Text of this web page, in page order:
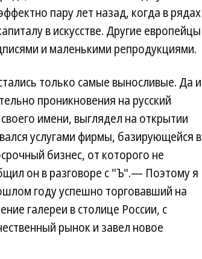
пару лет назад, когда в рядах
в искусстве. Другие европейцы
и маленькими репродукциями.
только самые выносливые. Да и
проникновения на русский
имени, выглядел на открытии
услугами фирмы, базирующейся в
бизнес, от которого не
он в разговоре с "Ъ".— Поэтому я
году успешно торговавший на
галереи в столице России, с
рынок и завел новое